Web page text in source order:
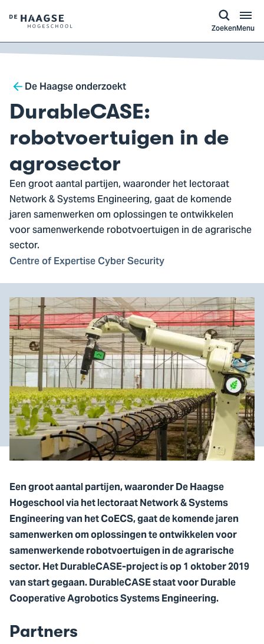
Logo
van
De
Hogeschool,
ga
naar
de
homepagina
ZoekenMenu
Breadcrumb
De Haagse onderzoekt
DurableCASE:
robotvoertuigen in de
agrosector
Een groot aantal partijen, waaronder het lectoraat
Network & Systems Engineering, gaat de komende
jaren samenwerken om oplossingen te ontwikkelen
voor samenwerkende robotvoertuigen in de agrarische
sector.
Centre of Expertise Cyber Security
Een groot aantal partijen, waaronder De Haagse
Hogeschool via het lectoraat Network & Systems
Engineering van het CoECS, gaat de komende jaren
samenwerken om oplossingen te ontwikkelen voor
samenwerkende robotvoertuigen in de agrarische
sector. Het DurableCASE-project is op 1 oktober 2019
van start gegaan. DurableCASE staat voor Durable
Cooperative Agrobotics Systems Engineering.
Partners